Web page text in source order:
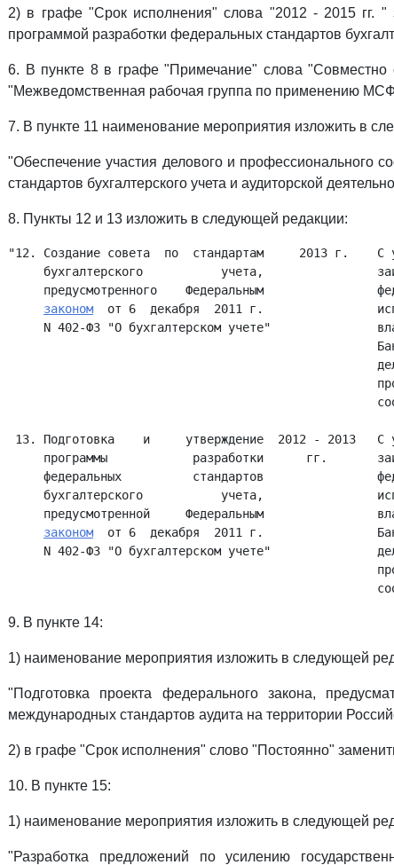
2) в графе "Срок исполнения" слова "2012 - 2015 гг. "
программой разработки федеральных стандартов
6. В пункте 8 в графе "Примечание" слова
"Межведомственная рабочая группа по применению
7. В пункте 11 наименование мероприятия изложить в
"Обеспечение участия делового и профессионального
стандартов бухгалтерского учета и аудиторской
8. Пункты 12 и 13 изложить в следующей редакции:
"12. Создание совета  по  стандартам     2013 г.    С
бухгалтерского           учета,
предусмотренного    Федеральным
законом
от 6  декабря  2011 г.
N 402-ФЗ "О бухгалтерском учете"
13. Подготовка    и     утверждение  2012 - 2013   С
программы            разработки      гг.
федеральных          стандартов
бухгалтерского           учета,
предусмотренной     Федеральным
законом
от 6  декабря  2011 г.
N 402-ФЗ "О бухгалтерском учете"
9. В пункте 14:
1) наименование мероприятия изложить в следующей
"Подготовка проекта федерального закона,
международных стандартов аудита на территории
2) в графе "Срок исполнения" слово "Постоянно"
10. В пункте 15:
1) наименование мероприятия изложить в следующей
"Разработка предложений по усилению